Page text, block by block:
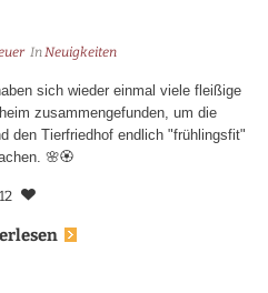
InNeuigkeiten
sich wieder einmal viele fleißige
zusammengefunden, um die
den Tierfriedhof endlich "frühlingsfit"
🌸🏵
12